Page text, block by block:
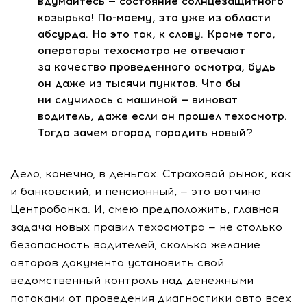
козырька! По-моему, это уже из области
абсурда. Но это так, к слову. Кроме того,
операторы техосмотра не отвечают
за качество проведенного осмотра, будь
он даже из тысячи пунктов. Что бы
ни случилось с машиной — виноват
водитель, даже если он прошел техосмотр.
Тогда зачем огород городить новый?
Дело, конечно, в деньгах. Страховой рынок, как
и банковский, и пенсионный, — это вотчина
Центробанка. И, смею предположить, главная
задача новых правил техосмотра — не столько
безопасность водителей, сколько желание
авторов документа установить свой
ведомственный контроль над денежными
потоками от проведения диагностики авто всех